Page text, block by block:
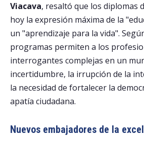
Viacava, resaltó que los diplomas
hoy la expresión máxima de la
un "aprendizaje para la vida".
programas permiten a los
interrogantes complejas en un
incertidumbre, la irrupción de la
la necesidad de fortalecer la
apatía ciudadana.
Nuevos embajadores de la